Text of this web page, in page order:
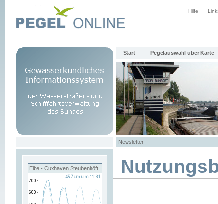
Hilfe
Start Pegelauswahl über Karte
Newsletter
Elbe - Cuxhaven Steubenhöft